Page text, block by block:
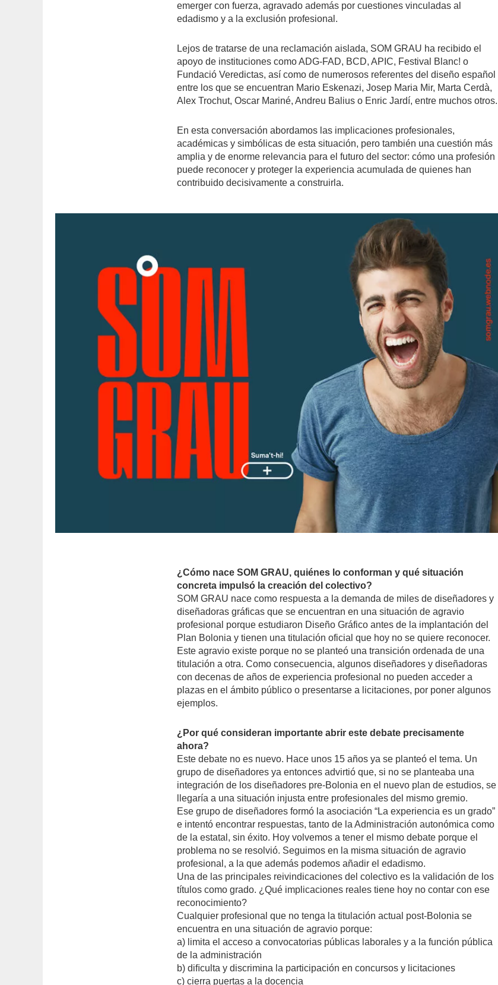
emerger con fuerza, agravado además por cuestiones vinculadas al
edadismo y a la exclusión profesional.
Lejos de tratarse de una reclamación aislada, SOM GRAU ha recibido el
apoyo de instituciones como ADG-FAD, BCD, APIC, Festival Blanc! o
Fundació Veredictas, así como de numerosos referentes del diseño español
entre los que se encuentran Mario Eskenazi, Josep Maria Mir, Marta Cerdà,
Alex Trochut, Oscar Mariné, Andreu Balius o Enric Jardí, entre muchos otros.
En esta conversación abordamos las implicaciones profesionales,
académicas y simbólicas de esta situación, pero también una cuestión más
amplia y de enorme relevancia para el futuro del sector: cómo una profesión
puede reconocer y proteger la experiencia acumulada de quienes han
contribuido decisivamente a construirla.
¿Cómo nace SOM GRAU, quiénes lo conforman y qué situación
concreta impulsó la creación del colectivo?
SOM GRAU nace como respuesta a la demanda de miles de diseñadores y
diseñadoras gráficas que se encuentran en una situación de agravio
profesional porque estudiaron Diseño Gráfico antes de la implantación del
Plan Bolonia y tienen una titulación oficial que hoy no se quiere reconocer.
Este agravio existe porque no se planteó una transición ordenada de una
titulación a otra. Como consecuencia, algunos diseñadores y diseñadoras
con decenas de años de experiencia profesional no pueden acceder a
plazas en el ámbito público o presentarse a licitaciones, por poner algunos
ejemplos.
¿Por qué consideran importante abrir este debate precisamente
ahora?
Este debate no es nuevo. Hace unos 15 años ya se planteó el tema. Un
grupo de diseñadores ya entonces advirtió que, si no se planteaba una
integración de los diseñadores pre-Bolonia en el nuevo plan de estudios, se
llegaría a una situación injusta entre profesionales del mismo gremio.
Ese grupo de diseñadores formó la asociación “La experiencia es un grado”
e intentó encontrar respuestas, tanto de la Administración autonómica como
de la estatal, sin éxito. Hoy volvemos a tener el mismo debate porque el
problema no se resolvió. Seguimos en la misma situación de agravio
profesional, a la que además podemos añadir el edadismo.
Una de las principales reivindicaciones del colectivo es la validación de los
títulos como grado. ¿Qué implicaciones reales tiene hoy no contar con ese
reconocimiento?
Cualquier profesional que no tenga la titulación actual post-Bolonia se
encuentra en una situación de agravio porque:
a) limita el acceso a convocatorias públicas laborales y a la función pública
de la administración
b) diﬁculta y discrimina la participación en concursos y licitaciones
c) cierra puertas a la docencia